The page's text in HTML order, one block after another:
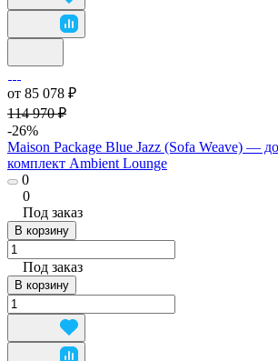
от 85 078 ₽
114 970 ₽
-26%
Maison Package Blue Jazz (Sofa Weave) —
комплект Ambient Lounge
0
0
Под заказ
В корзину
Под заказ
В корзину